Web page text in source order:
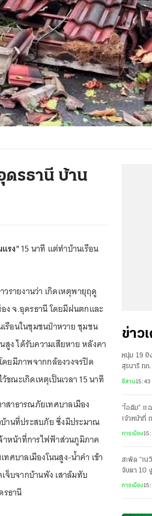
รธานี บ้าน
รง"15 นาที แต่ทำบ้านเรือน
วรายงานว่า เกิดเหตุพายุฤดู
ง จ.อุดรธานี โดยมีฝนตกและ
รือนในชุมชนป่าหวาย ชุมชน
สูง ได้รับความเสียหาย หลังคา
ยมีภาพจากกล้องวงจรปิด
ณะเกิดเหตุเป็นเวลา 15 นาที
สาธารณภัยเทศบาลเมือง
านที่ประสบภัย ซึ่งมีประมาณ
าหน้าที่การไฟฟ้าส่วนภูมิภาค
ศบาลเมืองโนนสูง-น้ำคำ เข้า
จ็บจากบ้านพัง เสาล้มทับ
รธานี
ข่าว
หนุ่ม 19 ยิ
สุรนารี ทภ
ข้อเท็จจริง
อีสาน15:43
“ไอติม” แ
เจ้าหน้าที่
เลือก สว.
การเมือง
สะพัด “เน
จับตา 10
หรือไม่
การเมือง